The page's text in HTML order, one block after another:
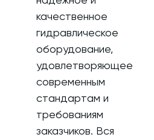
качественное
гидравлическое
оборудование,
удовлетворяющее
современным
стандартам и
требованиям
заказчиков. Вся